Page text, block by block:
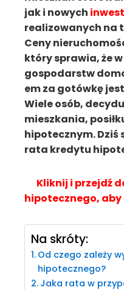
jak i nowych
realizowanych na
Ceny
który sprawia, że
gospodarstw
em za gotówkę
Wiele osób,
mieszkania,
hipotecznym. Dziś
rata kredytu
Kliknij i przejdź
hipotecznego,
Na skróty:
Od czego zależy
hipotecznego?
Jaka rata w